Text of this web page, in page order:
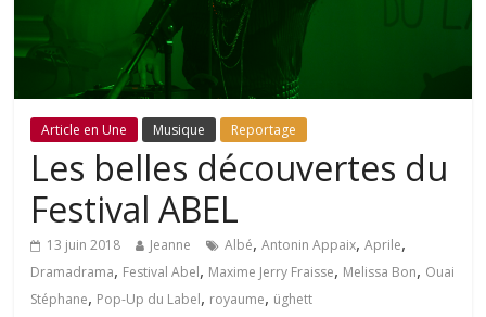
Article en Une Musique Reportage
Les belles découvertes du
Festival ABEL
13 juin 2018 Jeanne Albé,Antonin Appaix,Aprile,
Dramadrama, Festival Abel, Maxime Jerry Fraisse, Melissa Bon, Ouai
Stéphane, Pop-Up du Label, royaume, üghett